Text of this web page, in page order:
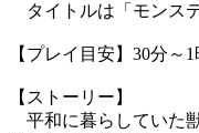
タイトルは「モンス
【プレイ目安】30分～1
【ストーリー】
平和に暮らしていた